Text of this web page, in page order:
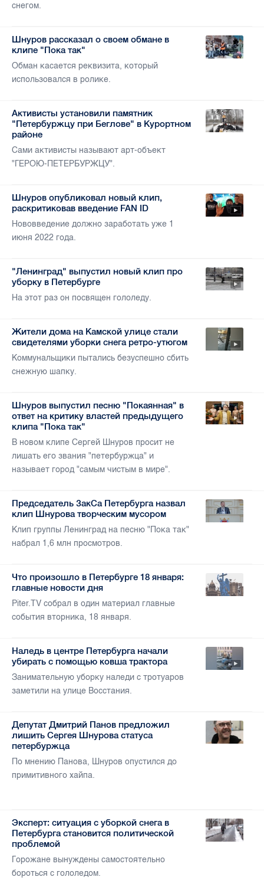
снегом.
Шнуров рассказал о своем обмане в
клипе "Пока так"
Обман касается реквизита, который
использовался в ролике.
Активисты установили памятник
"Петербуржцу при Беглове" в Курортном
районе
Сами активисты называют арт-объект
"ГЕРОЮ-ПЕТЕРБУРЖЦУ".
Шнуров опубликовал новый клип,
раскритиковав введение FAN ID
Нововведение должно заработать уже 1
июня 2022 года.
"Ленинград" выпустил новый клип про
уборку в Петербурге
На этот раз он посвящен гололеду.
Жители дома на Камской улице стали
свидетелями уборки снега ретро-утюгом
Коммунальщики пытались безуспешно сбить
снежную шапку.
Шнуров выпустил песню "Покаянная" в
ответ на критику властей предыдущего
клипа "Пока так"
В новом клипе Сергей Шнуров просит не
лишать его звания "петербуржца" и
называет город "самым чистым в мире".
Председатель ЗакСа Петербурга назвал
клип Шнурова творческим мусором
Клип группы Ленинград на песню "Пока так"
набрал 1,6 млн просмотров.
Что произошло в Петербурге 18 января:
главные новости дня
Piter.TV собрал в один материал главные
события вторника, 18 января.
Наледь в центре Петербурга начали
убирать с помощью ковша трактора
Занимательную уборку наледи с тротуаров
заметили на улице Восстания.
Депутат Дмитрий Панов предложил
лишить Сергея Шнурова статуса
петербуржца
По мнению Панова, Шнуров опустился до
примитивного хайпа.
Эксперт: ситуация с уборкой снега в
Петербурга становится политической
проблемой
Горожане вынуждены самостоятельно
бороться с гололедом.